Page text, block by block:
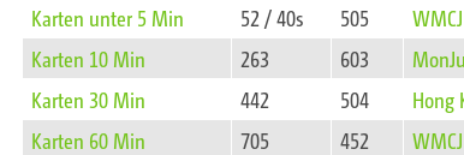
Karten unter 5 Min 52 / 40s 505
Karten 10 Min
263 603
Karten 30 Min
442 504 Hong
Karten 60 Min
705 452